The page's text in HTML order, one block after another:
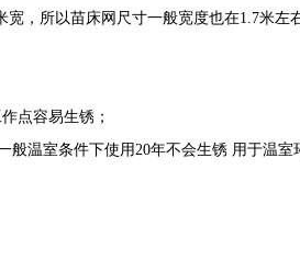
，所以苗床网尺寸一般宽度也在1.7米左
点容易生锈；
温室条件下使用20年不会生锈 用于温